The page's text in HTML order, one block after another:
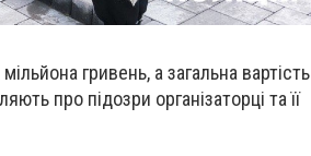
гривень, а загальна вартість
про підозри організаторці та її